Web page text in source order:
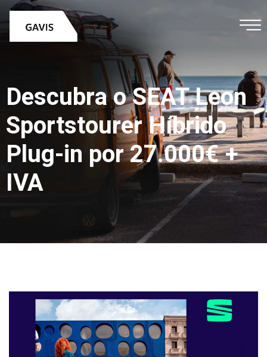
Descubra o SEAT Leon
Sportstourer Híbrido
Plug-in por 27.000€ +
IVA